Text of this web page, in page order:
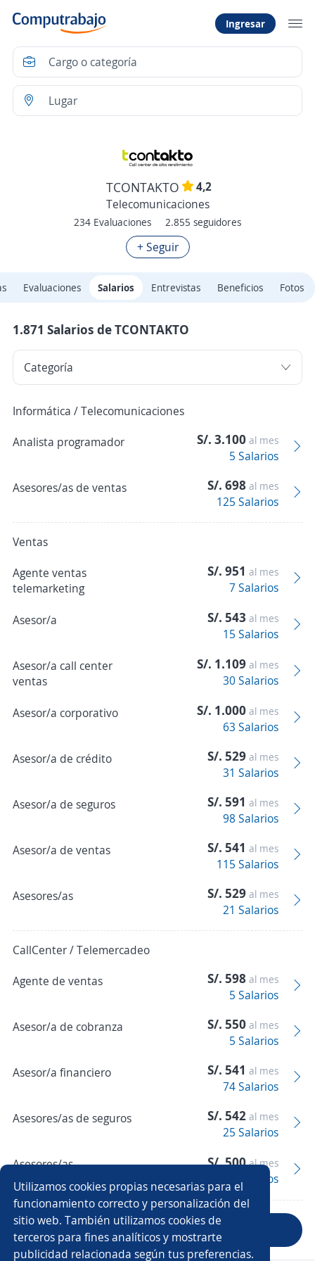
Ingresar
TCONTAKTO
4,2
Telecomunicaciones
234 Evaluaciones 2.855 seguidores
+ Seguir
Evaluaciones Salarios Entrevistas Beneficios Fotos
1.871 Salarios de TCONTAKTO
Informática / Telecomunicaciones
Analista programador
S/. 3.100 al mes
5 Salarios
Asesores/as de ventas S/. 698 al mes
125 Salarios
Ventas
Agente ventas
telemarketing
S/. 951 al mes
7 Salarios
Asesor/a S/. 543 al mes
15 Salarios
Asesor/a call center
ventas
S/. 1.109 al mes
30 Salarios
Asesor/a corporativo S/. 1.000 al mes
63 Salarios
Asesor/a de crédito S/. 529 al mes
31 Salarios
Asesor/a de seguros S/. 591 al mes
98 Salarios
Asesor/a de ventas S/. 541 al mes
115 Salarios
Asesores/as S/. 529 al mes
21 Salarios
CallCenter / Telemercadeo
Agente de ventas
S/. 598 al mes
5 Salarios
Asesor/a de cobranza S/. 550 al mes
5 Salarios
Asesor/a financiero S/. 541 al mes
74 Salarios
Asesores/as de seguros S/. 542 al mes
25 Salarios
Asesores/as
financieros
S/. 500al mes
6 Salarios
Anterior Siguiente
Utilizamos cookies propias necesarias para el
funcionamiento correcto y personalización del
sitio web. También utilizamos cookies de
terceros para fines analíticos y mostrarte
publicidad relacionada según tus preferencias.